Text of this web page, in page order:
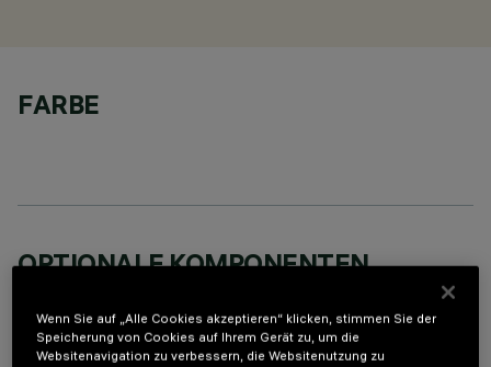
FARBE
OPTIONALE KOMPONENTEN
Wenn Sie auf „Alle Cookies akzeptieren“ klicken, stimmen Sie der
Speicherung von Cookies auf Ihrem Gerät zu, um die
Websitenavigation zu verbessern, die Websitenutzung zu